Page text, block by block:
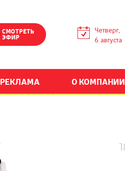
СМОТРЕТЬ
ЭФИР
Четверг,
6 августа
РЕКЛАМА О КОМПАНИИ